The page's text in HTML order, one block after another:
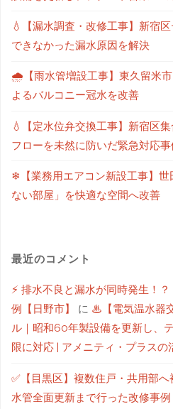
💧【漏水調査・改修工事】新宿
できなかった漏水原因を解決
🌧【雨水管増設工事】東久留米
よるバルコニー冠水を改善
💧【定水位弁交換工事】新宿区
フローを未然に防いだ緊急対応事
❄【業務用エアコン新設工事】世
ない部屋」を快適な空間へ改善
最近のコメント
⚡ 排水不良と漏水が同時発生！
例【日野市】
に ♨【電気温水器
ル｜昭和60年製設備を更新し、
限に対応 | アメニティ・プラスの
✅【目黒区】複数住戸・共用部
水管全面更新まで行った改修事例